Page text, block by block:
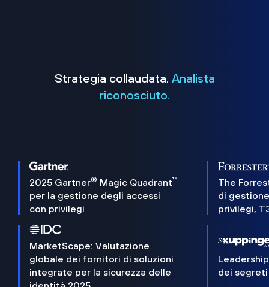
Strategia collaudata. Analista
riconosciuto.
2025 Gartner® Magic Quadrant™
per la gestione degli accessi
con privilegi
The
di
privilegi,
MarketScape: Valutazione
globale dei fornitori di soluzioni
integrate per la sicurezza delle
dei segreti